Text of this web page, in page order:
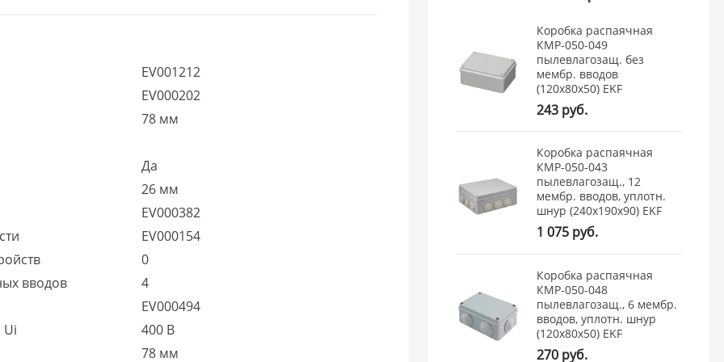
EV001212
EV000202
78 мм
Да
26 мм
EV000382
EV000154
0
вводов
4
EV000494
400 В
78 мм
Коробка распаячная
КМР-050-049
пылевлагозащ. без
мембр. вводов
(120х80х50) EKF
243 руб.
Коробка распаячная
КМР-050-043
пылевлагозащ., 12
мембр. вводов, уплотн.
шнур (240х190х90) EKF
1 075 руб.
Коробка распаячная
КМР-050-048
пылевлагозащ., 6 мембр.
вводов, уплотн. шнур
(120х80х50) EKF
270 руб.